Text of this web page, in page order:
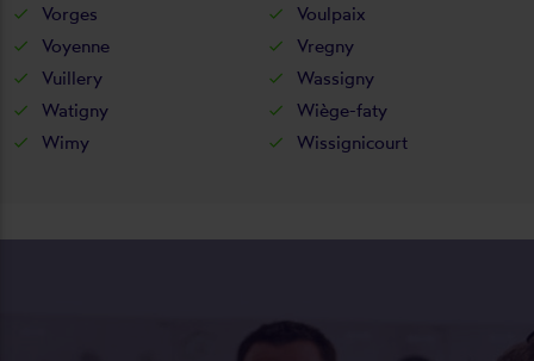
Vorges
Voulpaix
Voyenne
Vregny
Vuillery
Wassigny
Watigny
Wiège-faty
Wimy
Wissignicourt